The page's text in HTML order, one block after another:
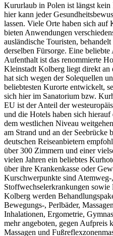
Kururlaub in Polen ist längst
hier kann jeder
lassen. Viele Orte haben sich auf
bieten Anwendungen
ausländische Touristen,
derselben Fürsorge. Eine
Aufenthalt ist das renommierte
Kleinstadt Kolberg liegt direkt an
hat sich wegen der Solequellen
beliebtesten Kurorte entwickelt,
sich hier im Sanatorium bzw.
EU ist der Anteil der
und die Hotels haben sich
dem westlichen Niveau
am Strand und an der Seebrücke
deutschen Reiseanbietern
über 300 Zimmern und einer
vielen Jahren ein beliebtes
über ihre Krankenkasse oder
Kurschwerpunkte sind
Stoffwechselerkrankungen
Kolberg werden
Bewegungs-, Perlbäder,
Inhalationen, Ergometrie,
mehr angeboten, gegen Aufpreis
Massagen und